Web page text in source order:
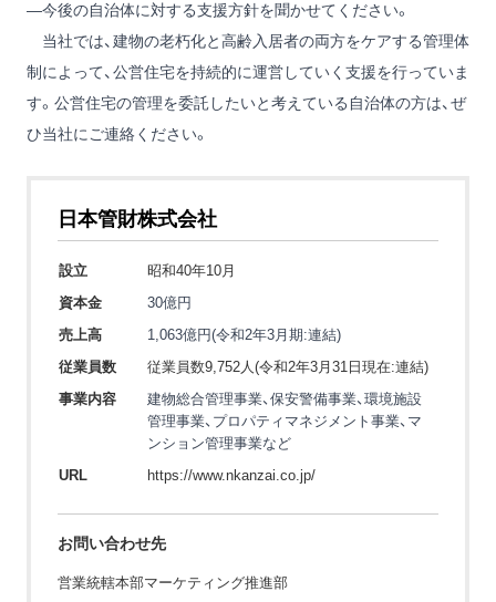
―今後の自治体に対する支援方針を聞かせてください。
当社では、建物の老朽化と高齢入居者の両方をケアする管理体
制によって、公営住宅を持続的に運営していく支援を行っていま
す。公営住宅の管理を委託したいと考えている自治体の方は、ぜ
ひ当社にご連絡ください。
日本管財株式会社
設立
昭和40年10月
資本金
30億円
売上高
1,063億円(令和2年3月期:連結)
従業員数
従業員数9,752人(令和2年3月31日現在:連結)
事業内容
建物総合管理事業、保安警備事業、環境施設
管理事業、プロパティマネジメント事業、マ
ンション管理事業など
URL
https://www.nkanzai.co.jp/
お問い合わせ先
営業統轄本部マーケティング推進部